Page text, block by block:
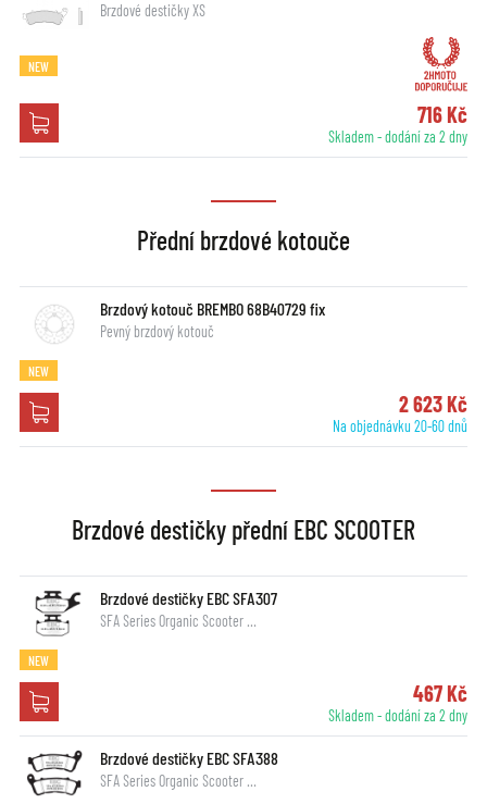
Brzdové destičky XS
NEW
716 Kč
Skladem - dodání za 2 dny
Přední brzdové kotouče
Brzdový kotouč BREMBO 68B40729 fix
Pevný brzdový kotouč
NEW
2 623 Kč
Na objednávku 20-60 dnů
Brzdové destičky přední EBC SCOOTER
Brzdové destičky EBC SFA307
SFA Series Organic Scooter …
NEW
467 Kč
Skladem - dodání za 2 dny
Brzdové destičky EBC SFA388
SFA Series Organic Scooter …